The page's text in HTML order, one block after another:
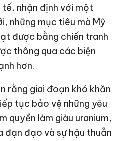
nhận định với một
những mục tiêu mà Mỹ
được bằng chiến tranh
thông qua các biện
hơn.
rằng giai đoạn khó khăn
tục bảo vệ những yêu
quyền làm giàu uranium,
đạn đạo và sự hậu thuẫn